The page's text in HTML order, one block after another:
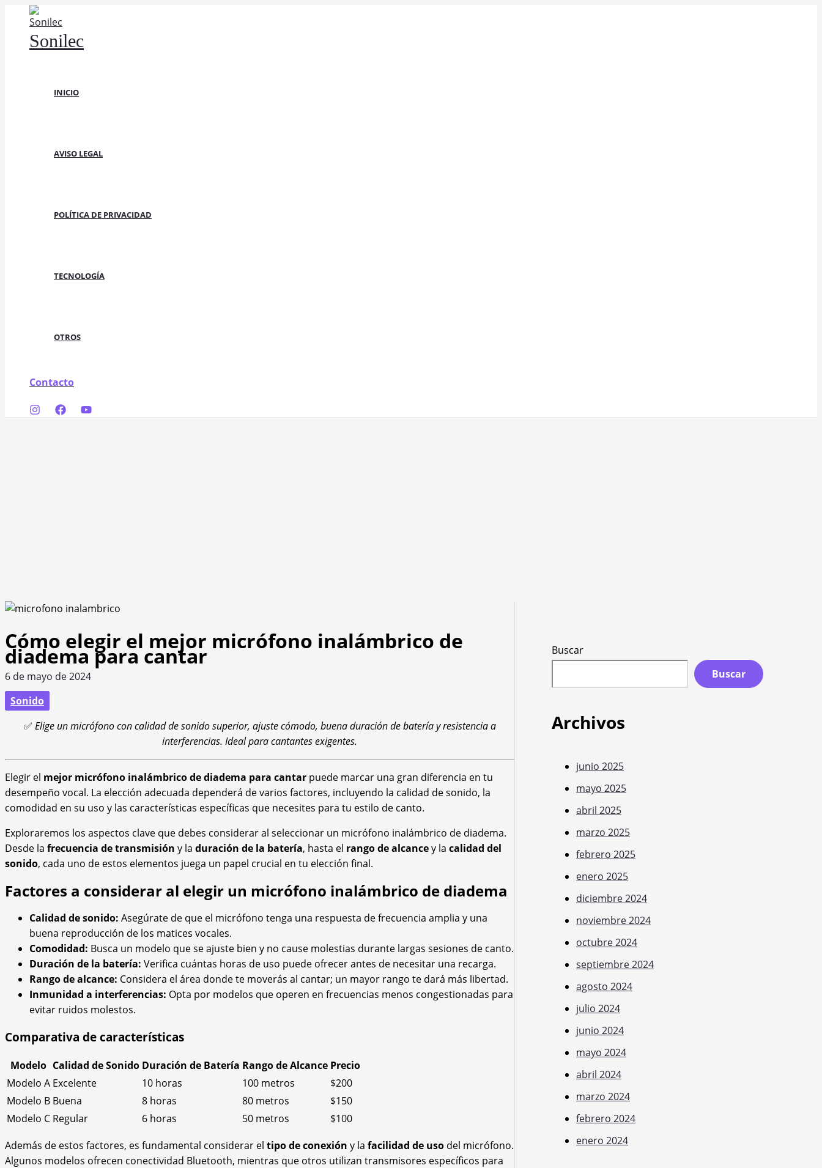
contenidoSonilec
INICIO
AVISO LEGAL
POLÍTICA DE PRIVACIDAD
TECNOLOGÍA
OTROS
Contacto
Cómo elegir el mejor micrófono inalámbrico de
diadema para cantar
6 de mayo de 2024
Sonido
✅ Elige un micrófono con calidad de sonido superior, ajuste cómodo, buena duración de batería y resistencia a
interferencias. Ideal para cantantes exigentes.
Elegir el mejor micrófono inalámbrico de diadema para cantar puede marcar una gran diferencia en tu
desempeño vocal. La elección adecuada dependerá de varios factores, incluyendo la calidad de sonido, la
comodidad en su uso y las características específicas que necesites para tu estilo de canto.
Exploraremos los aspectos clave que debes considerar al seleccionar un micrófono inalámbrico de diadema.
Desde la frecuencia de transmisión y la duración de la batería, hasta el rango de alcancey la calidad del
sonido, cada uno de estos elementos juega un papel crucial en tu elección final.
Factores a considerar al elegir un micrófono inalámbrico de diadema
Calidad de sonido: Asegúrate de que el micrófono tenga una respuesta de frecuencia amplia y una
buena reproducción de los matices vocales.
Comodidad: Busca un modelo que se ajuste bien y no cause molestias durante largas sesiones de canto.
Duración de la batería: Verifica cuántas horas de uso puede ofrecer antes de necesitar una recarga.
Rango de alcance: Considera el área donde te moverás al cantar; un mayor rango te dará más libertad.
Inmunidad a interferencias: Opta por modelos que operen en frecuencias menos congestionadas para
evitar ruidos molestos.
Comparativa de características
Modelo Calidad de Sonido Duración de Batería Rango de Alcance Precio
Modelo A Excelente 10 horas 100 metros
$200
Modelo B Buena 8 horas 80 metros
$150
Modelo C Regular 6 horas 50 metros
$100
Además de estos factores, es fundamental considerar el tipo de conexión y la facilidad de uso del micrófono.
Algunos modelos ofrecen conectividad Bluetooth, mientras que otros utilizan transmisores específicos para
Buscar
Buscar
Archivos
junio 2025
mayo 2025
abril 2025
marzo 2025
febrero 2025
enero 2025
diciembre 2024
noviembre 2024
octubre 2024
septiembre 2024
agosto 2024
julio 2024
junio 2024
mayo 2024
abril 2024
marzo 2024
febrero 2024
enero 2024